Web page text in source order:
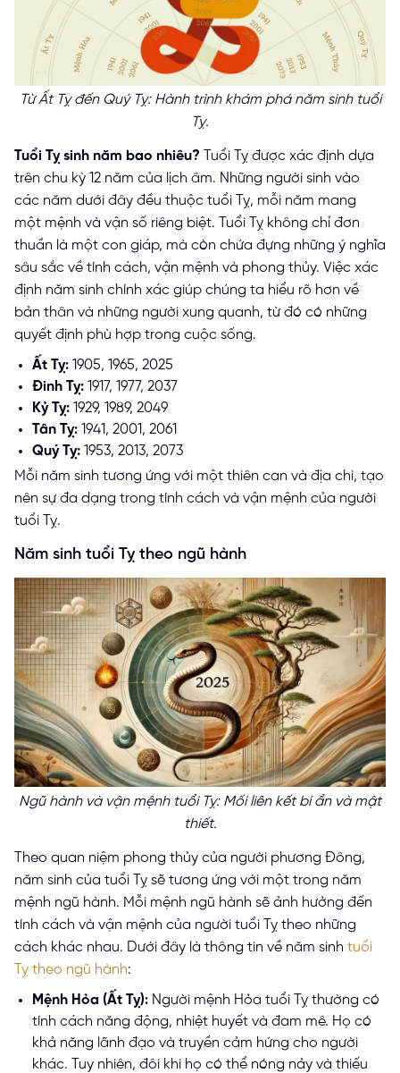
Từ Ất Tỵ đến Quý Tỵ: Hành trình khám phá năm sinh tuổi
Tỵ.
Tuổi Tỵ sinh năm bao nhiêu? Tuổi Tỵ được xác định dựa
trên chu kỳ 12 năm của lịch âm. Những người sinh vào
các năm dưới đây đều thuộc tuổi Tỵ, mỗi năm mang
một mệnh và vận số riêng biệt. Tuổi Tỵ không chỉ đơn
thuần là một con giáp, mà còn chứa đựng những ý nghĩa
sâu sắc về tính cách, vận mệnh và phong thủy. Việc xác
định năm sinh chính xác giúp chúng ta hiểu rõ hơn về
bản thân và những người xung quanh, từ đó có những
quyết định phù hợp trong cuộc sống.
Ất Tỵ: 1905, 1965, 2025
Đinh Tỵ: 1917, 1977, 2037
Kỷ Tỵ: 1929, 1989, 2049
Tân Tỵ: 1941, 2001, 2061
Quý Tỵ: 1953, 2013, 2073
Mỗi năm sinh tương ứng với một thiên can và địa chi, tạo
nên sự đa dạng trong tính cách và vận mệnh của người
tuổi Tỵ.
Năm sinh tuổi Tỵ theo ngũ hành
Ngũ hành và vận mệnh tuổi Tỵ: Mối liên kết bí ẩn và mật
thiết.
Theo quan niệm phong thủy của người phương Đông,
năm sinh của tuổi Tỵ sẽ tương ứng với một trong năm
mệnh ngũ hành. Mỗi mệnh ngũ hành sẽ ảnh hưởng đến
tính cách và vận mệnh của người tuổi Tỵ theo những
cách khác nhau. Dưới đây là thông tin về năm sinh tuổi
Tỵ theo ngũ hành:
Mệnh Hỏa (Ất Tỵ): Người mệnh Hỏa tuổi Tỵ thường có
tính cách năng động, nhiệt huyết và đam mê. Họ có
khả năng lãnh đạo và truyền cảm hứng cho người
khác. Tuy nhiên, đôi khi họ có thể nóng nảy và thiếu